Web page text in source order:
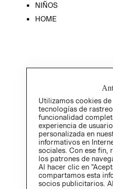
NIÑOS
HOME
Utilizamos cookies
tecnologías de
funcionalidad
experiencia de
personalizada en
informativos en
sociales. Con ese fin,
los patrones de
Al hacer clic en
compartamos esta
socios publicitarios.